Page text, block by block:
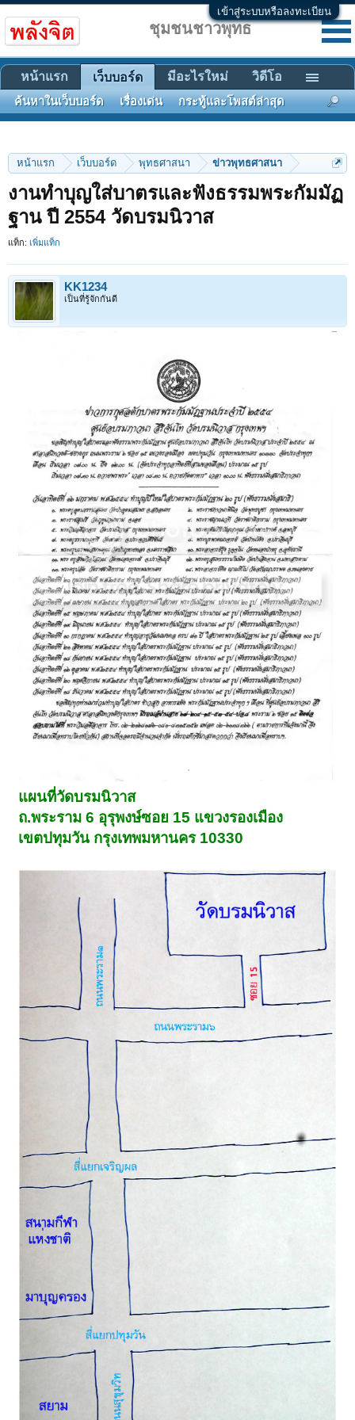
เข้าสู่ระบบหรือลงทะเบียน
หน้าแรก เว็บบอร์ด พุทธศาสนา ข่าวพุทธศาสนา
งานทำบุญใส่บาตรและฟังธรรมพระกัมมัฏ
ฐาน ปี 2554 วัดบรมนิวาส
แท็ก: เพิ่มแท็ก
KK1234
เป็นที่รู้จักกันดี
แผนที่วัดบรมนิวาส
ถ.พระราม 6 อุรุพงษ์ซอย 15 แขวงรองเมือง
เขตปทุมวัน กรุงเทพมหานคร 10330
ชุมชนชาวพุทธ
หน้าแรก เว็บบอร์ด
ค้นหาในเว็บบอร์ด เรื่องเด่น กระทู้และโพสต์ล่าสุด
มีอะไรใหม่ วิดีโอ